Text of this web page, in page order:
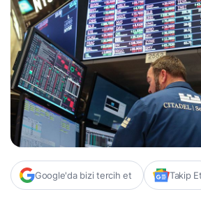
Google'da bizi tercih et Takip Et